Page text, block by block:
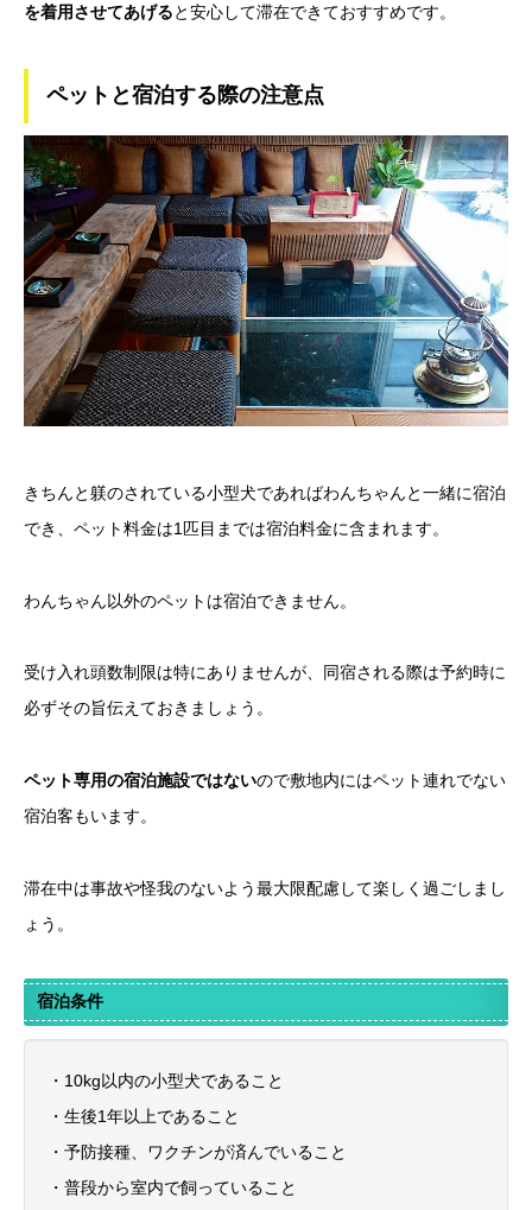
を着用させてあげると安心して滞在できておすすめです。
ペットと宿泊する際の注意点
きちんと躾のされている小型犬であればわんちゃんと一緒に宿泊
でき、ペット料金は1匹目までは宿泊料金に含まれます。
わんちゃん以外のペットは宿泊できません。
受け入れ頭数制限は特にありませんが、同宿される際は予約時に
必ずその旨伝えておきましょう。
ペット専用の宿泊施設ではないので敷地内にはペット連れでない
宿泊客もいます。
滞在中は事故や怪我のないよう最大限配慮して楽しく過ごしまし
ょう。
宿泊条件
・10kg以内の小型犬であること
・生後1年以上であること
・予防接種、ワクチンが済んでいること
・普段から室内で飼っていること